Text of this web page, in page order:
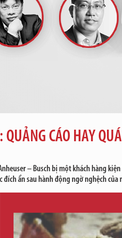
QUẢNG CÁO HAY
– Busch bị một khách hàng
đích ẩn sau hành động ngờ nghệch